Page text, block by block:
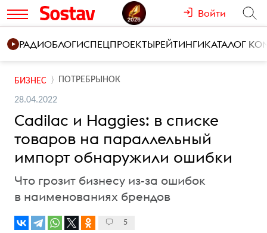
Войти
РАДИОБЛОГИСПЕЦПРОЕКТЫРЕЙТИНГИКАТАЛОГ
БИЗНЕС ПОТРЕБРЫНОК
28.04.2022
Cadilac и Haggies: в списке
товаров на параллельный
импорт обнаружили ошибки
Что грозит бизнесу из-за ошибок
в наименованиях брендов
5